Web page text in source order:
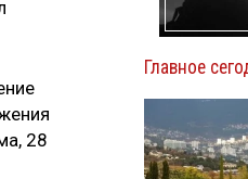
28
Главное